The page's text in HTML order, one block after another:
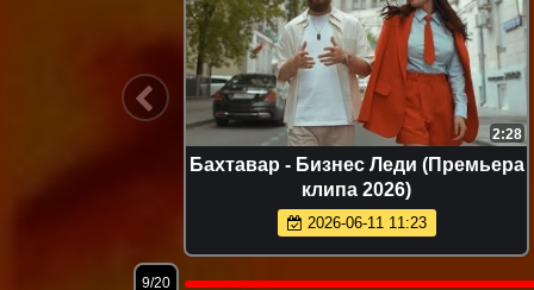
2:28
Бахтавар - Бизнес Леди (Премьера
клипа 2026)
2026-06-11 11:23
9/20